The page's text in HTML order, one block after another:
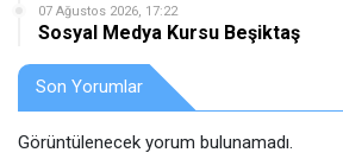
07 Ağustos 2026, 17:22
Sosyal Medya Kursu Beşiktaş
Son Yorumlar
Görüntülenecek yorum bulunamadı.